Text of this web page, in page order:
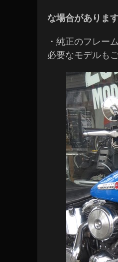
な場合があります
・純正のフレー
必要なモデルも